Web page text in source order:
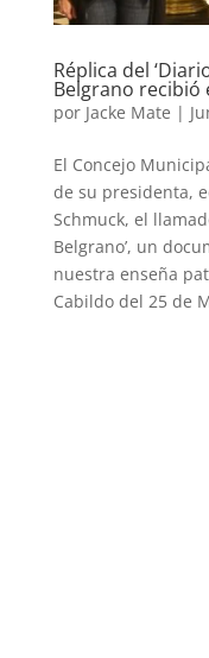
Réplica del
Belgrano recibió
por Jacke Mate |
El Concejo
de su presidenta,
Schmuck, el
Belgrano’, un
nuestra enseña
Cabildo del 25 de